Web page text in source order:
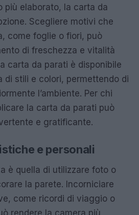
più elaborato, la carta da
Scegliere motivi che
come foglie o fiori, può
di freschezza e vitalità
carta da parati è disponibile
di stili e colori, permettendo di
l’ambiente. Per chi
la carta da parati può
e gratificante.
e personali
è quella di utilizzare foto o
la parete. Incorniciare
come ricordi di viaggio o
rendere la camera più